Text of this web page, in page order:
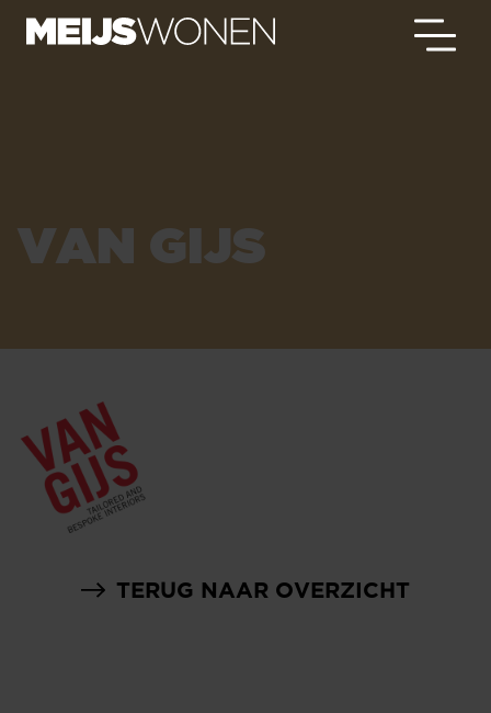
VAN GIJS
TERUG NAAR OVERZICHT